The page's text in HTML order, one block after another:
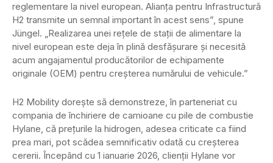
reglementare la nivel european. Alianța pentru Infrastructură
H2 transmite un semnal important în acest sens”, spune
Jüngel. „Realizarea unei rețele de stații de alimentare la
nivel european este deja în plină desfășurare și necesită
acum angajamentul producătorilor de echipamente
originale (OEM) pentru creșterea numărului de vehicule.”
H2 Mobility dorește să demonstreze, în parteneriat cu
compania de închiriere de camioane cu pile de combustie
Hylane, că prețurile la hidrogen, adesea criticate ca fiind
prea mari, pot scădea semnificativ odată cu creșterea
cererii. Începând cu 1 ianuarie 2026, clienții Hylane vor